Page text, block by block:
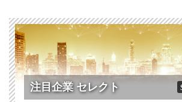
注目企業 セレクト